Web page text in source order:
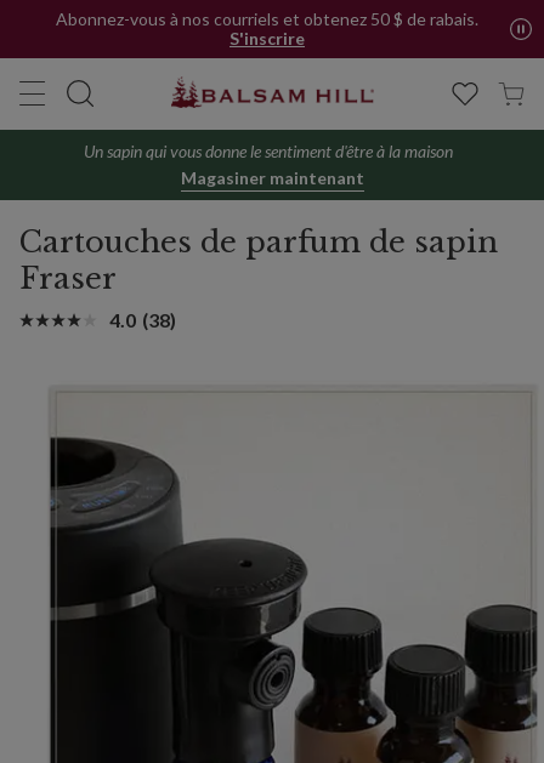
Abonnez-vous à nos courriels et obtenez 50 $ de rabais.
S'inscrire
Un sapin qui vous donne le sentiment d'être à la maison
Magasiner maintenant
Cartouches de parfum de sapin
Fraser
4.0 (38)